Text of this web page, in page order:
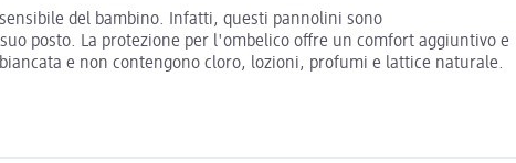
del bambino. Infatti, questi pannolini sono
posto. La protezione per l'ombelico offre un comfort aggiuntivo e
e non contengono cloro, lozioni, profumi e lattice naturale.